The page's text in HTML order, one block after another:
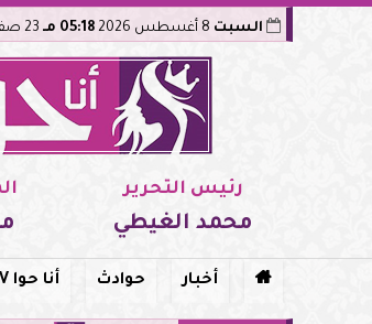
السبت 05:18 مـ
رئيس التحرير
محمد الغيطي
 أخبار حوادث أنا حوا TV